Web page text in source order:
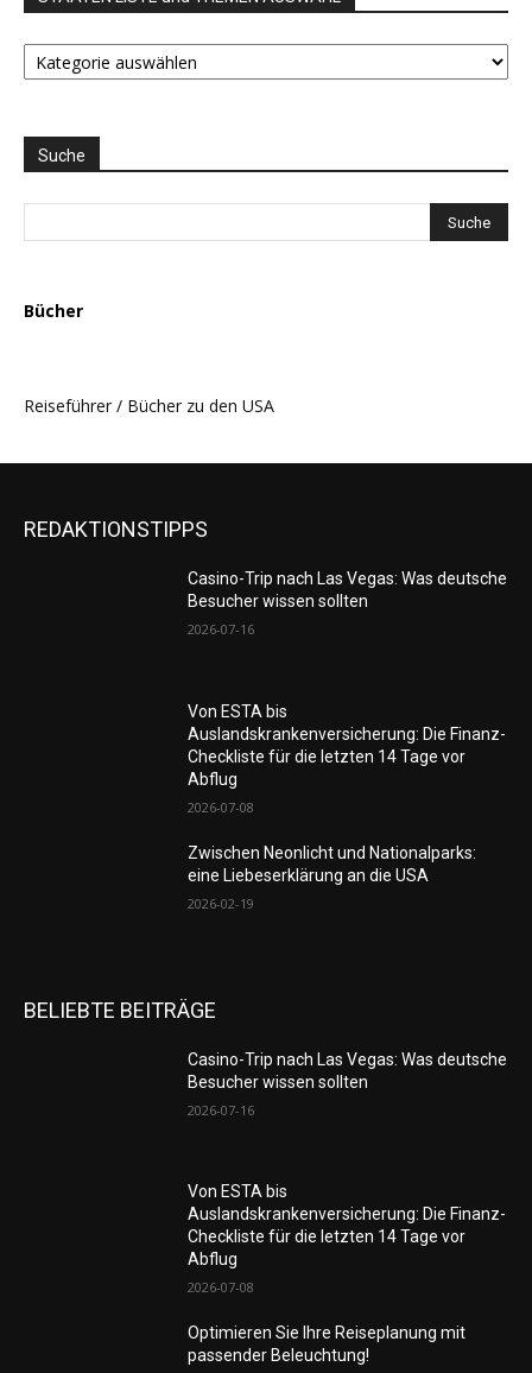
STAATEN
LISTE
AUSWAHL
Suche
Bücher
Reiseführer / Bücher zu den USA
REDAKTIONSTIPPS
Casino-Trip nach Las Vegas: Was deutsche
Besucher wissen sollten
2026-07-16
Von ESTA bis
Auslandskrankenversicherung: Die Finanz-
Checkliste für die letzten 14 Tage vor
Abflug
2026-07-08
Zwischen Neonlicht und Nationalparks:
eine Liebeserklärung an die USA
2026-02-19
BELIEBTE BEITRÄGE
Casino-Trip nach Las Vegas: Was deutsche
Besucher wissen sollten
2026-07-16
Von ESTA bis
Auslandskrankenversicherung: Die Finanz-
Checkliste für die letzten 14 Tage vor
Abflug
2026-07-08
Optimieren Sie Ihre Reiseplanung mit
passender Beleuchtung!